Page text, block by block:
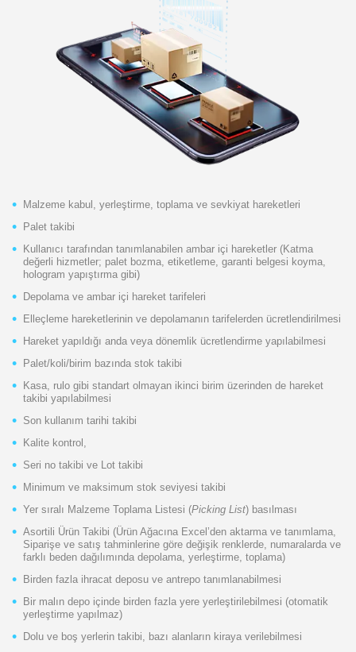
Malzeme kabul, yerleştirme, toplama ve sevkiyat hareketleri
Palet takibi
Kullanıcı tarafından tanımlanabilen ambar içi hareketler (Katma
değerli hizmetler; palet bozma, etiketleme, garanti belgesi koyma,
hologram yapıştırma gibi)
Depolama ve ambar içi hareket tarifeleri
Elleçleme hareketlerinin ve depolamanın tarifelerden ücretlendirilmesi
Hareket yapıldığı anda veya dönemlik ücretlendirme yapılabilmesi
Palet/koli/birim bazında stok takibi
Kasa, rulo gibi standart olmayan ikinci birim üzerinden de hareket
takibi yapılabilmesi
Son kullanım tarihi takibi
Kalite kontrol,
Seri no takibi ve Lot takibi
Minimum ve maksimum stok seviyesi takibi
Yer sıralı Malzeme Toplama Listesi (Picking List) basılması
Asortili Ürün Takibi (Ürün Ağacına Excel’den aktarma ve tanımlama,
Siparişe ve satış tahminlerine göre değişik renklerde, numaralarda ve
farklı beden dağılımında depolama, yerleştirme, toplama)
Birden fazla ihracat deposu ve antrepo tanımlanabilmesi
Bir malın depo içinde birden fazla yere yerleştirilebilmesi (otomatik
yerleştirme yapılmaz)
Dolu ve boş yerlerin takibi, bazı alanların kiraya verilebilmesi